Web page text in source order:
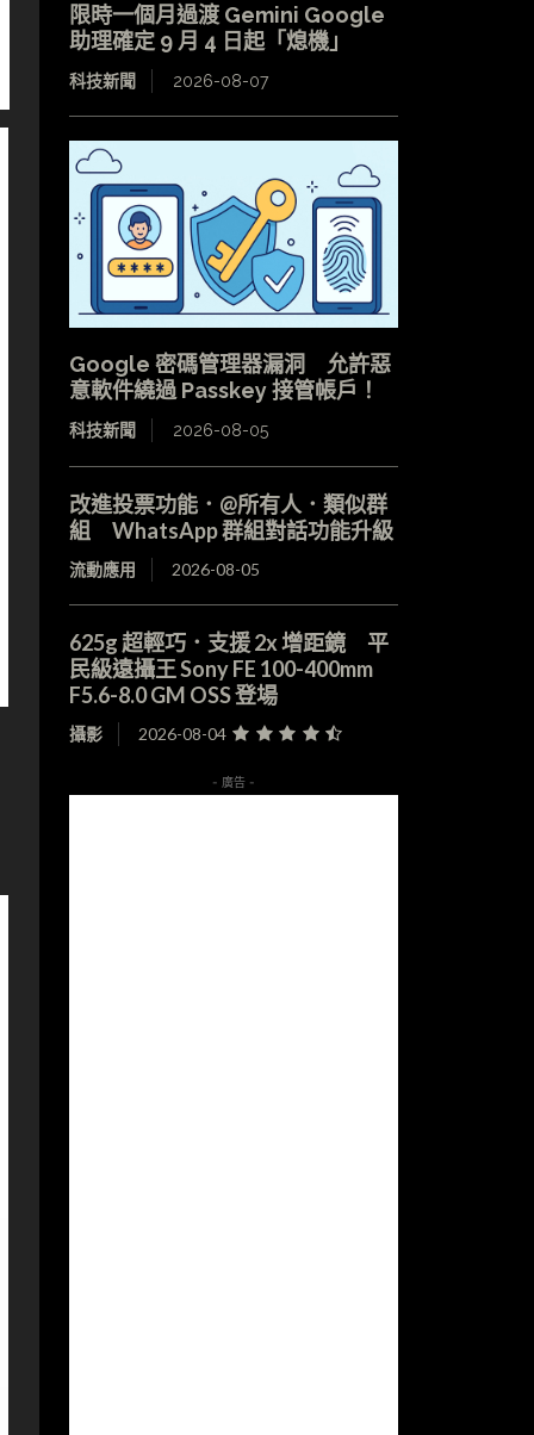
限時一個月過渡 Gemini Google
助理確定 9 月 4 日起「熄機」
科技新聞 2026-08-07
Google 密碼管理器漏洞 允許惡
意軟件繞過 Passkey 接管帳戶！
科技新聞 2026-08-05
改進投票功能．@所有人．類似群
組 WhatsApp 群組對話功能升級
流動應用 2026-08-05
625g 超輕巧．支援 2x 增距鏡 平
民級遠攝王 Sony FE 100-400mm
F5.6-8.0 GM OSS 登場
攝影 2026-08-04
- 廣告 -